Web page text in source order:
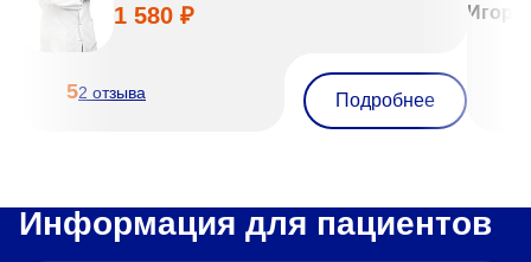
1 580 ₽
52 отзыва Подробнее
Информация для пациентов